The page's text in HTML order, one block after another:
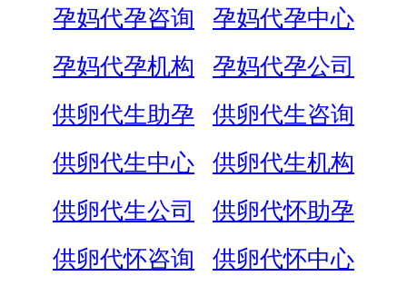
孕妈代孕咨询
孕妈代孕中心
孕妈代孕机构
孕妈代孕公司
供卵代生助孕
供卵代生咨询
供卵代生中心
供卵代生机构
供卵代生公司
供卵代怀助孕
供卵代怀咨询
供卵代怀中心